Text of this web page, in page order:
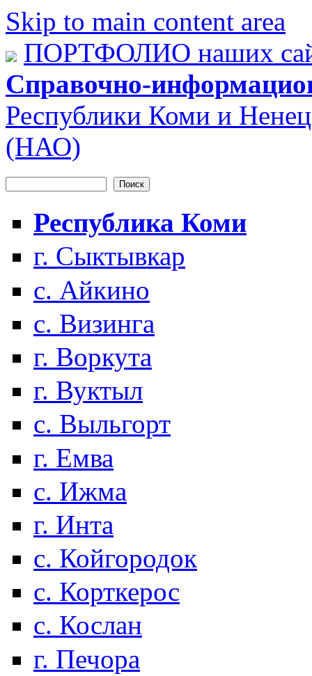
Skip to main content area
ПОРТФОЛИО наших
Справочно-
Республики Коми и
(НАО)
Форма поиска
Республика Коми
г. Сыктывкар
с. Айкино
с. Визинга
г. Воркута
г. Вуктыл
с. Выльгорт
г. Емва
с. Ижма
г. Инта
с. Койгородок
с. Корткерос
с. Кослан
г. Печора